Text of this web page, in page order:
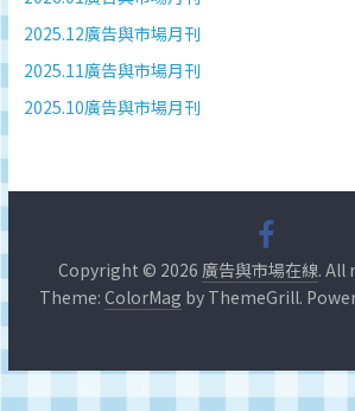
牌、
銷
的
刊
媒
體
2025.12廣告與市場月刊
2025.11廣告與市場月刊
2025.10廣告與市場月刊
Copyright © 2026 廣告與市場在線. All
Theme:ColorMag by ThemeGrill.